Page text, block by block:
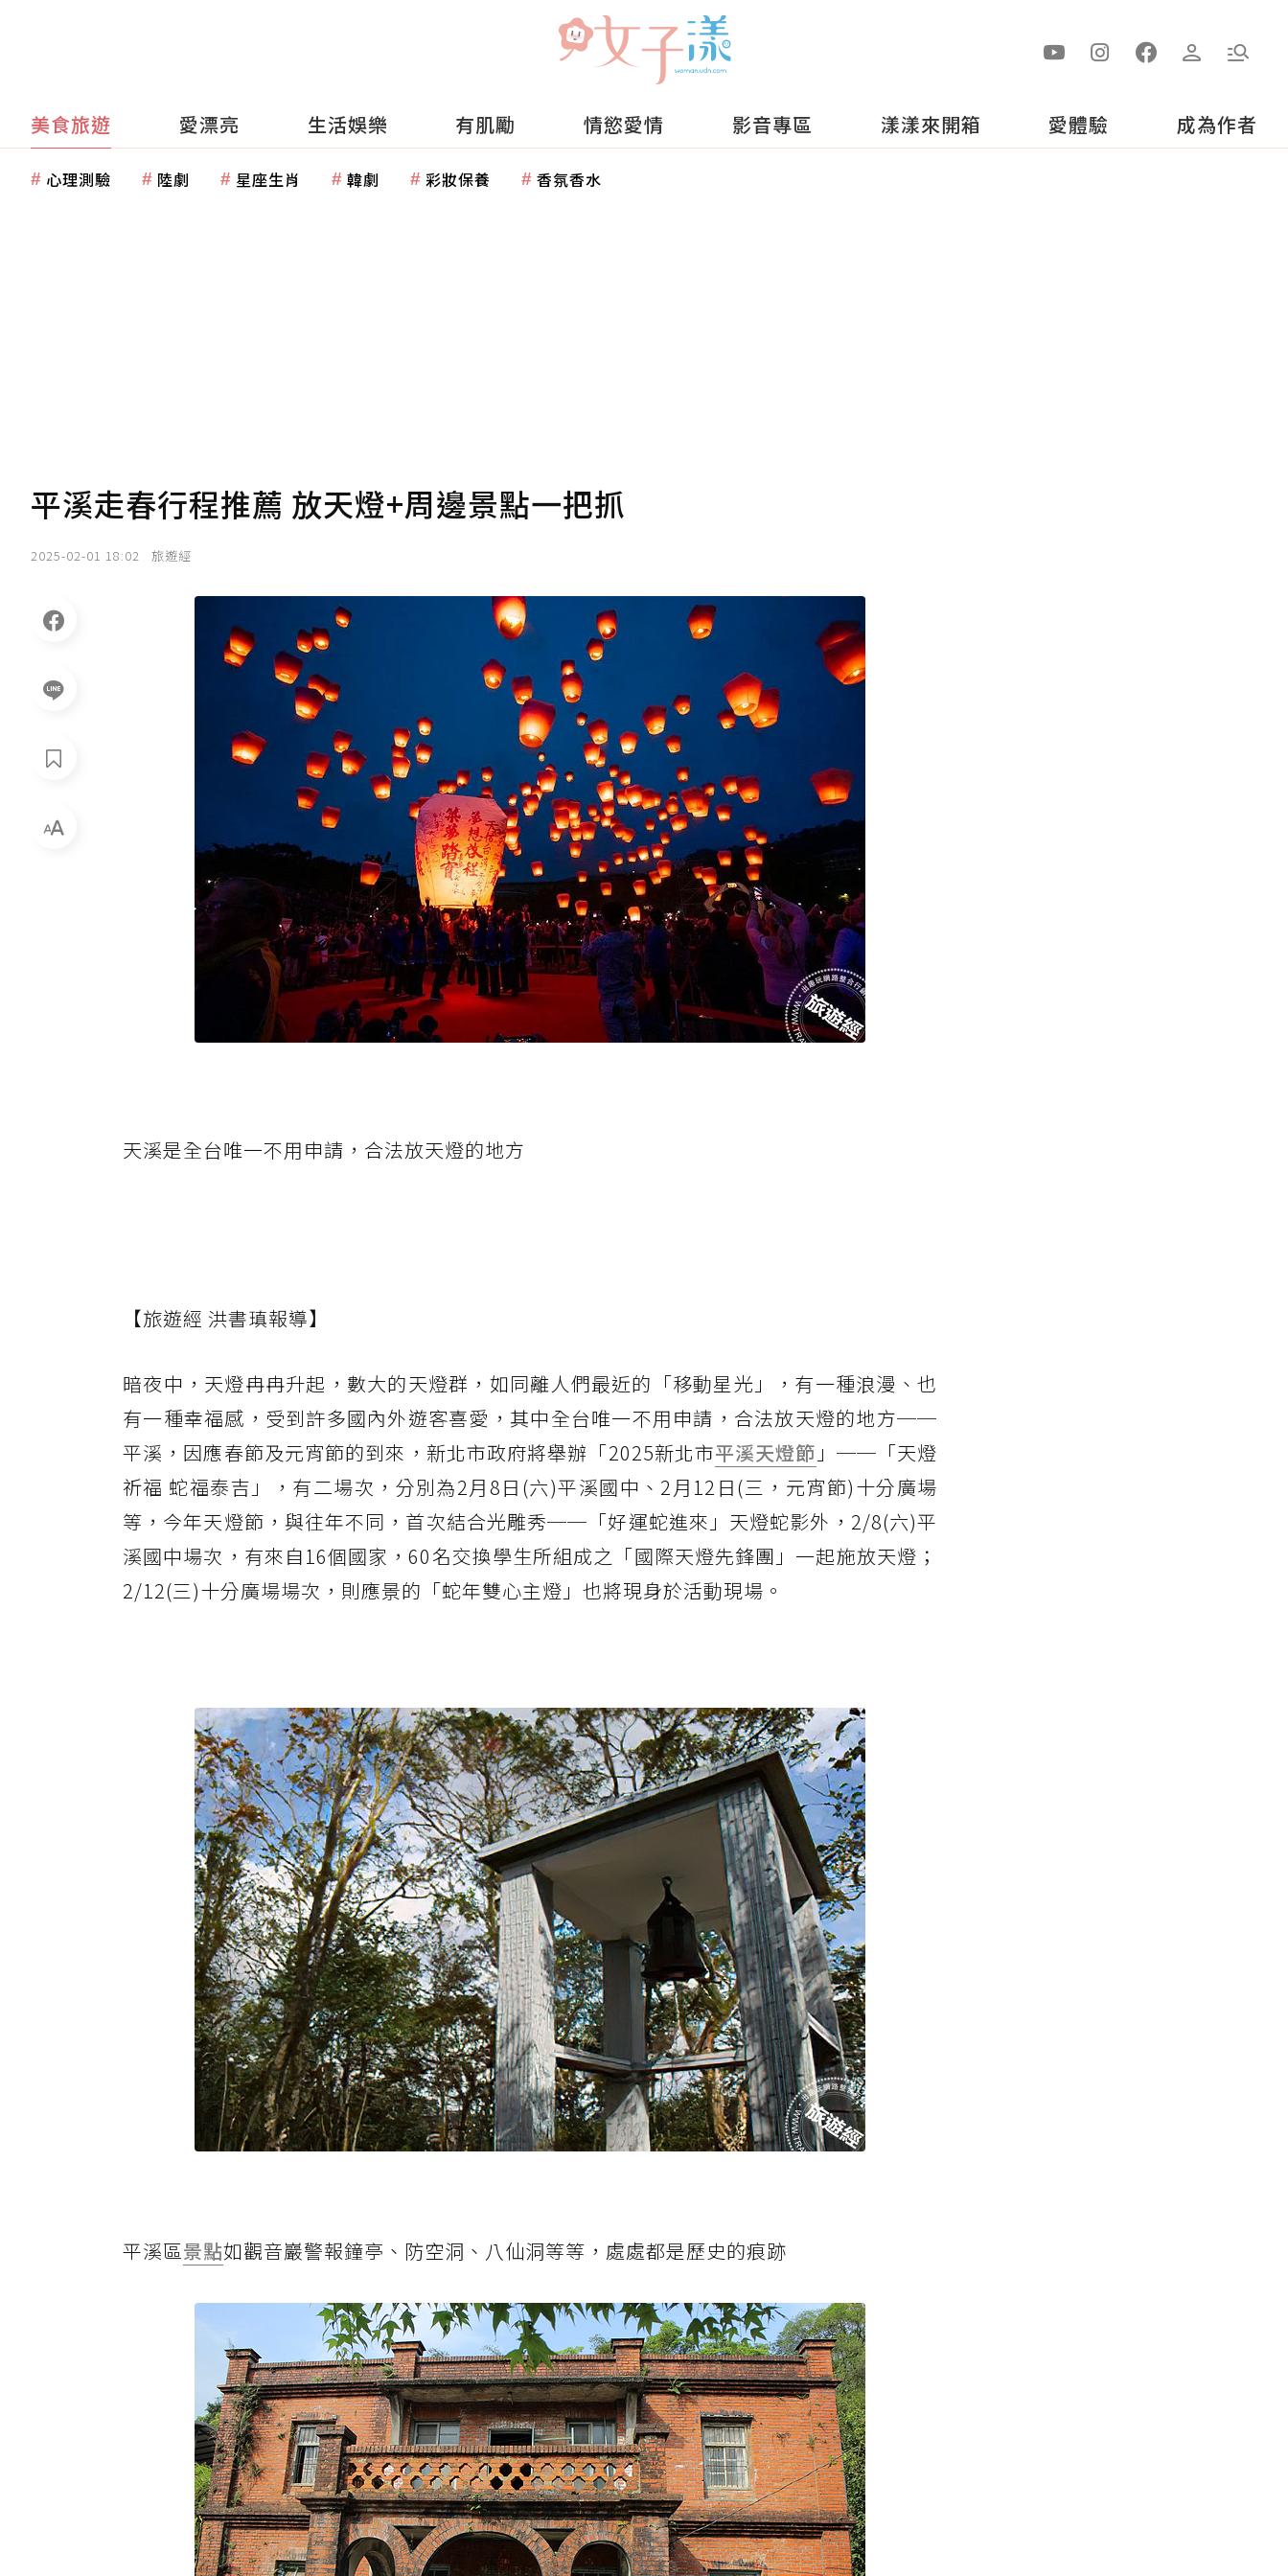
美食旅遊 愛漂亮 生活娛樂 有肌勵 情慾愛情 影音專區 漾漾來開箱 愛體驗 成為作者
心理測驗 陸劇 星座生肖 韓劇 彩妝保養 香氛香水
平溪走春行程推薦 放天燈+周邊景點一把抓
2025-02-01 18:02 旅遊經
天溪是全台唯一不用申請，合法放天燈的地方
【旅遊經 洪書瑱報導】
暗夜中，天燈冉冉升起，數大的天燈群，如同離人們最近的「移動星光」，有一種浪漫、也
有一種幸福感，受到許多國內外遊客喜愛，其中全台唯一不用申請，合法放天燈的地方──
平溪，因應春節及元宵節的到來，新北市政府將舉辦「2025新北市平溪天燈節 」──「天燈
祈福 蛇福泰吉」，有二場次，分別為2月8日(六)平溪國中、2月12日(三，元宵節)十分廣場
等，今年天燈節，與往年不同，首次結合光雕秀──「好運蛇進來」天燈蛇影外，2/8(六)平
溪國中場次，有來自16個國家，60名交換學生所組成之「國際天燈先鋒團」一起施放天燈；
2/12(三)十分廣場場次，則應景的「蛇年雙心主燈」也將現身於活動現場。
平溪區景點如觀音巖警報鐘亭、防空洞、八仙洞等等，處處都是歷史的痕跡